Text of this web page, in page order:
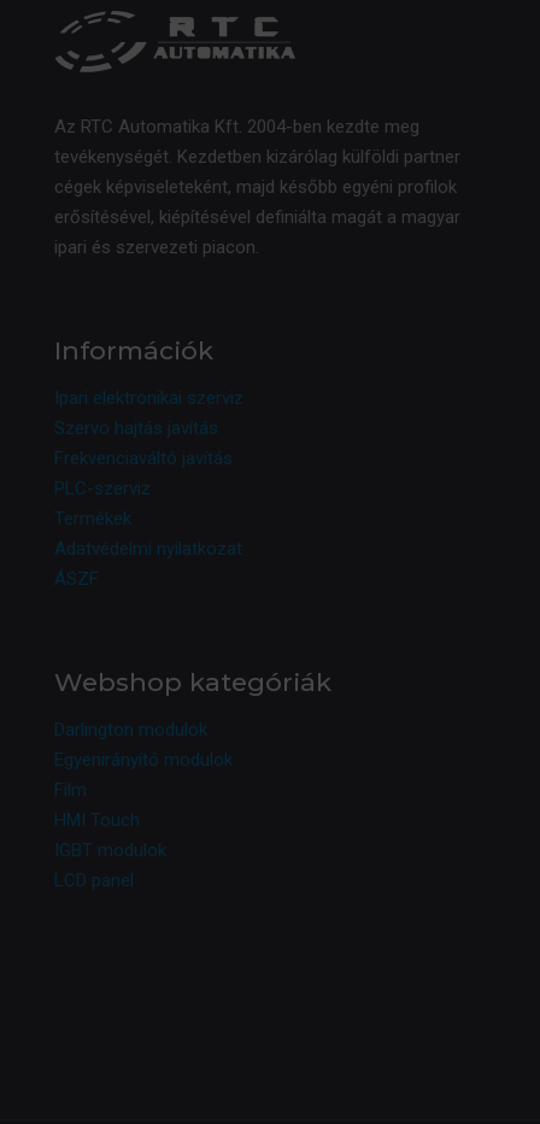
Az RTC Automatika Kft. 2004-ben kezdte meg
tevékenységét. Kezdetben kizárólag külföldi partner
cégek képviseleteként, majd később egyéni profilok
erősítésével, kiépítésével definiálta magát a magyar
ipari és szervezeti piacon.
Információk
Ipari elektronikai szerviz
Szervo hajtás javítás
Frekvenciaváltó javítás
PLC-szerviz
Termékek
Adatvédelmi nyilatkozat
ÁSZF
Webshop kategóriák
Darlington modulok
Egyenirányító modulok
Film
HMI Touch
IGBT modulok
LCD panel